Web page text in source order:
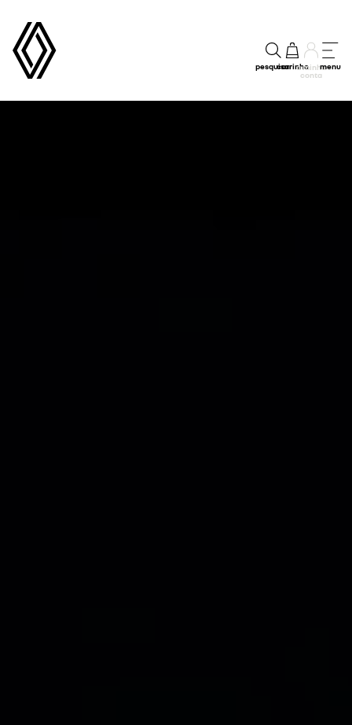
pesquisarcarrinhoa minha
conta
menu